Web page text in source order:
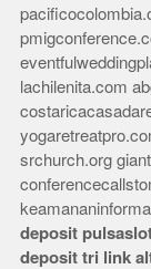
lachilenita.com
srchurch.org
deposit pulsa
deposit tri link